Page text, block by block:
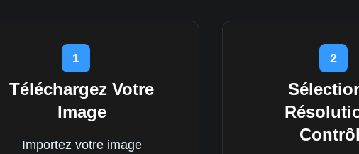
1
Téléchargez Votre
Image
Importez votre image
2